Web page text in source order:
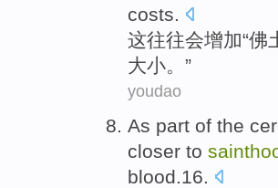
costs.
这往往会增加“佛
大小。”
youdao
As part of the
closer to
blood.16